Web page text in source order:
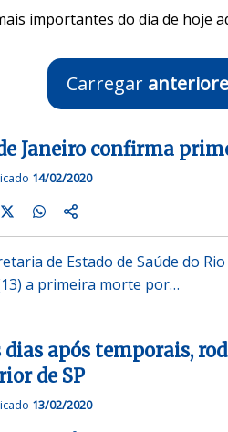
importantes do dia de hoje
Carregar
Janeiro confirma
14/02/2020
de Estado de Saúde do
a primeira morte por…
dias após temporais,
de SP
13/02/2020